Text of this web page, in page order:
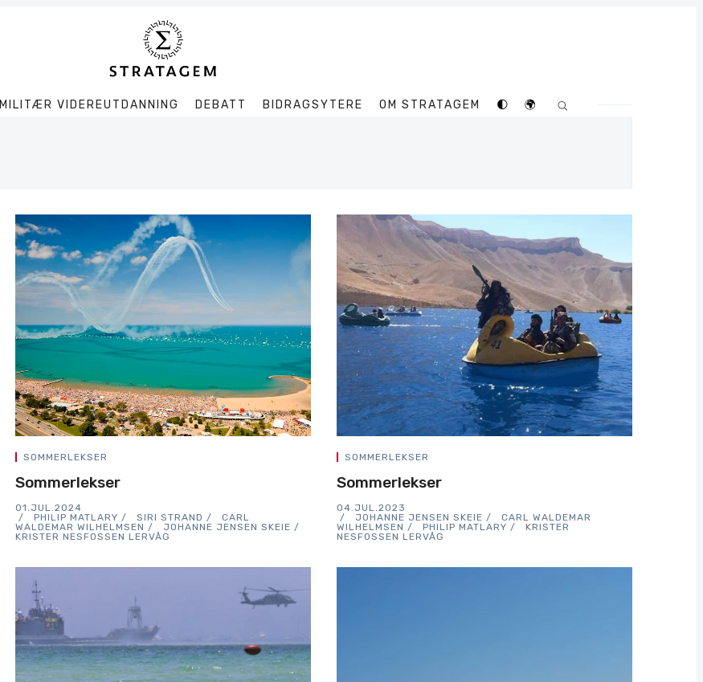
MILITÆR VIDEREUTDANNING DEBATT BIDRAGSYTERE OM STRATAGEM 🌓 🌍
SOMMERLEKSER
Sommerlekser
01.JUL.2024
PHILIP MATLARY
SIRI STRAND
CARL
WALDEMAR WILHELMSEN
JOHANNE JENSEN SKEIE
KRISTER NESFOSSEN LERVÅG
SOMMERLEKSER
Sommerlekser
04.JUL.2023
JOHANNE JENSEN SKEIE
CARL WALDEMAR
WILHELMSEN
PHILIP MATLARY
KRISTER
NESFOSSEN LERVÅG